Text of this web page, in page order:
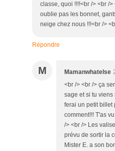
classe, quoi !!!!<br /> <br /
oublie pas les bonnet,
neige chez nous !!!<br />
Répondre
M Mamanwhatelse
<br /> <br /> ça
sage et si tu viens
ferai un petit billet
comment!!! T'as
/> <br /> Les
prévu de sortir la
Mister E. a son